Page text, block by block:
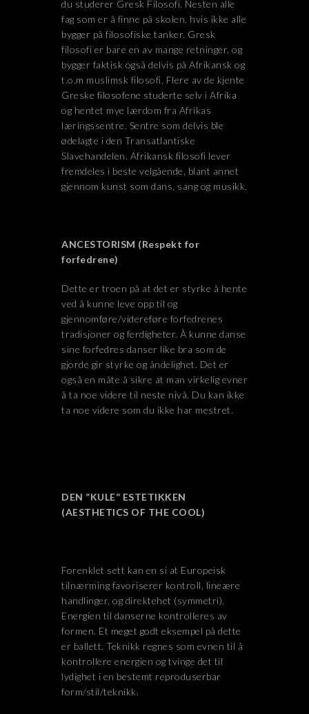
du studerer Gresk Filosofi. Nesten alle
fag som er å finne på skolen, hvis ikke alle
bygger på filosofiske tanker. Gresk
filosofi er bare en av mange retninger, og
bygger faktisk også delvis på Afrikansk og
t.o.m muslimsk filosofi. Flere av de kjente
Greske filosofene studerte selv i Afrika
og hentet mye lærdom fra Afrikas
læringssentre. Sentre som delvis ble
ødelagte i den Transatlantiske
Slavehandelen. Afrikansk filosofi lever
fremdeles i beste velgående, blant annet
gjennom kunst som dans, sang og musikk.
ANCESTORISM (Respekt for
forfedrene)
Dette er troen på at det er styrke å hente
ved å kunne leve opp til og
gjennomføre/videreføre forfedrenes
tradisjoner og ferdigheter. Å kunne danse
sine forfedres danser like bra som de
gjorde gir styrke og åndelighet. Det er
også en måte å sikre at man virkelig evner
å ta noe videre til neste nivå. Du kan ikke
ta noe videre som du ikke har mestret.
DEN ”KULE” ESTETIKKEN
(AESTHETICS OF THE COOL)
Forenklet sett kan en si at Europeisk
tilnærming favoriserer kontroll, lineære
handlinger, og direktehet (symmetri).
Energien til danserne kontrolleres av
formen. Et meget godt eksempel på dette
er ballett. Teknikk regnes som evnen til å
kontrollere energien og tvinge det til
lydighet i en bestemt reproduserbar
form/stil/teknikk.